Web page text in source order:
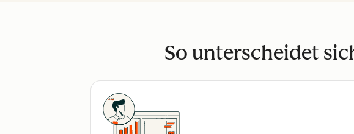
So unterscheidet